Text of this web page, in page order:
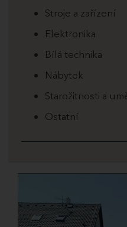
Stroje a zařízení
Elektronika
Bílá technika
Nábytek
Starožitnosti a
Ostatní